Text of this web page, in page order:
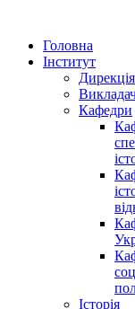
Головна
Інститут
Дирекція
Кафедри
Історія